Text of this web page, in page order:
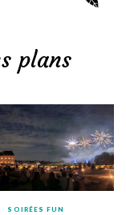
plans
SOIRÉES FUN